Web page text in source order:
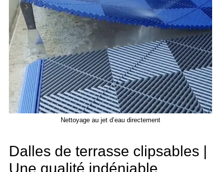
Nettoyage au jet d’eau directement
Dalles de terrasse clipsables |
Une qualité indéniable